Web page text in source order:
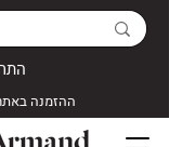
ההזמנה